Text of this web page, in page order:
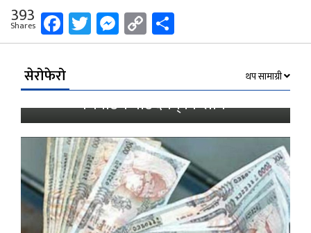
393
Shares Facebook
Twitter
Messenger
Copy
Link
सेरोफेरो थप सामाग्री
स्याङ्जामा बाँदर आतंक ‘पाकेको बाली
भित्राउनै पाउँदैनन् किसान’